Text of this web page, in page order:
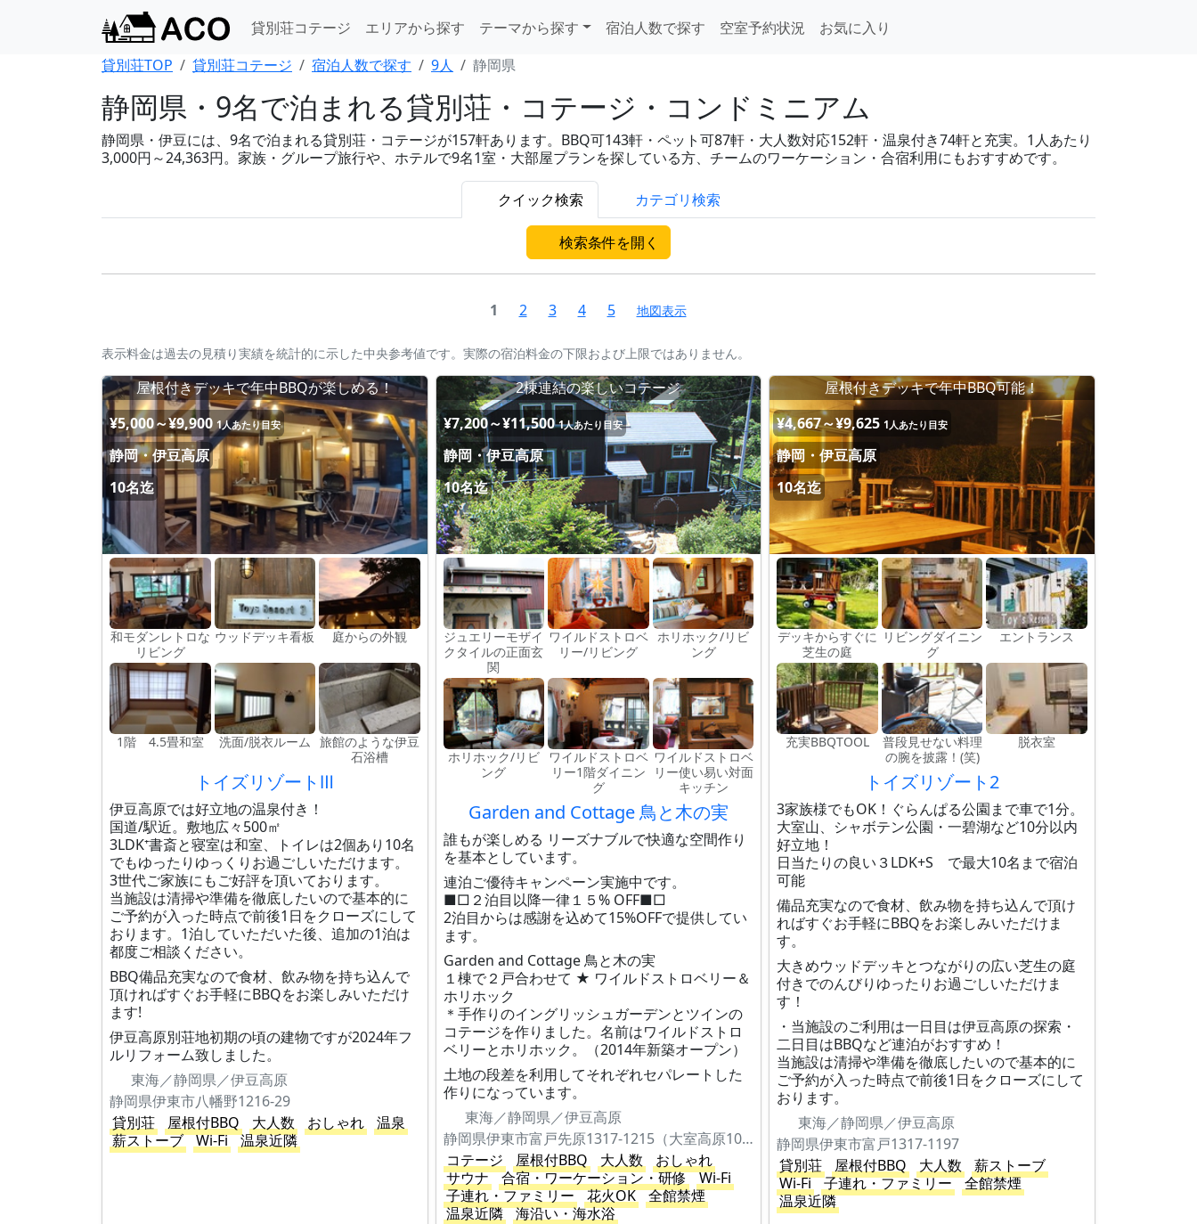
貸別荘コテージ エリアから探す テーマから探す 宿泊人数で探す 空室予約状況
お気に入り
貸別荘TOP
貸別荘コテージ 宿泊人数で探す 9人 静岡県
静岡県・9名で泊まれる貸別荘・コテージ・コンドミニアム
静岡県・伊豆には、9名で泊まれる貸別荘・コテージが157軒あります。BBQ可143軒・ペット可87軒・大人数対応152軒・温泉付き74軒と充実。1人あたり
3,000円～24,363円。家族・グループ旅行や、ホテルで9名1室・大部屋プランを探している方、チームのワーケーション・合宿利用にもおすすめです。
クイック検索 カテゴリ検索
検索条件を開く
1 2 3 4 5 地図表示
表示料金は過去の見積り実績を統計的に示した中央参考値です。実際の宿泊料金の下限および上限ではありません。
屋根付きデッキで年中BBQが楽しめる！
¥5,000～¥9,900 1人あたり目安
静岡・伊豆高原
10名迄
和モダンレトロな
リビング
ウッドデッキ看板 庭からの外観
1階 4.5畳和室 洗面/脱衣ルーム 旅館のような伊豆
石浴槽
トイズリゾートⅢ
伊豆高原では好立地の温泉付き！
国道/駅近。敷地広々500㎡
3LDK⁺書斎と寝室は和室、トイレは2個あり10名
でもゆったりゆっくりお過ごしいただけます。
3世代ご家族にもご好評を頂いております。
当施設は清掃や準備を徹底したいので基本的に
ご予約が入った時点で前後1日をクローズにして
おります。1泊していただいた後、追加の1泊は
都度ご相談ください。
BBQ備品充実なので食材、飲み物を持ち込んで
頂ければすぐお手軽にBBQをお楽しみいただけ
ます!
伊豆高原別荘地初期の頃の建物ですが2024年フ
ルリフォーム致しました。
東海／静岡県／伊豆高原
静岡県伊東市八幡野1216-29
貸別荘
屋根付BBQ 大人数 おしゃれ
温泉
薪ストーブ
Wi-Fi 温泉近隣
2棟連結の楽しいコテージ
¥7,200～¥11,500 1人あたり目安
静岡・伊豆高原
10名迄
ジュエリーモザイ
クタイルの正面玄
関
ワイルドストロベ
リー/リビング
ホリホック/リビ
ング
ホリホック/リビ
ング
ワイルドストロベ
リー1階ダイニン
グ
ワイルドストロベ
リー使い易い対面
キッチン
Garden and Cottage 鳥と木の実
誰もが楽しめる リーズナブルで快適な空間作り
を基本としています。
連泊ご優待キャンペーン実施中です。
■□２泊目以降一律１５% OFF■□
2泊目からは感謝を込めて15%OFFで提供してい
ます。
Garden and Cottage 鳥と木の実
１棟で２戸合わせて ★ ワイルドストロベリー＆
ホリホック
＊手作りのイングリッシュガーデンとツインの
コテージを作りました。名前はワイルドストロ
ベリーとホリホック。（2014年新築オープン）
土地の段差を利用してそれぞれセパレートした
作りになっています。
東海／静岡県／伊豆高原
静岡県伊東市富戸先原1317-1215（大室高原10丁目506）
コテージ
屋根付BBQ 大人数
おしゃれ
サウナ
合宿・ワーケーション・研修
Wi-Fi
子連れ・ファミリー
花火OK
全館禁煙
温泉近隣
海沿い・海水浴
屋根付きデッキで年中BBQ可能！
¥4,667～¥9,625 1人あたり目安
静岡・伊豆高原
10名迄
デッキからすぐに
芝生の庭
リビングダイニン
グ
エントランス
充実BBQTOOL
普段見せない料理
の腕を披露！(笑)
脱衣室
トイズリゾート2
3家族様でもOK！ぐらんぱる公園まで車で1分。
大室山、シャボテン公園・一碧湖など10分以内
好立地！
日当たりの良い３LDK+S で最大10名まで宿泊
可能
備品充実なので食材、飲み物を持ち込んで頂け
ればすぐお手軽にBBQをお楽しみいただけま
す。
大きめウッドデッキとつながりの広い芝生の庭
付きでのんびりゆったりお過ごしいただけま
す！
・当施設のご利用は一日目は伊豆高原の探索・
二日目はBBQなど連泊がおすすめ！
当施設は清掃や準備を徹底したいので基本的に
ご予約が入った時点で前後1日をクローズにして
おります。
東海／静岡県／伊豆高原
静岡県伊東市富戸1317-1197
貸別荘
屋根付BBQ 大人数
薪ストーブ
Wi-Fi
子連れ・ファミリー
全館禁煙
温泉近隣